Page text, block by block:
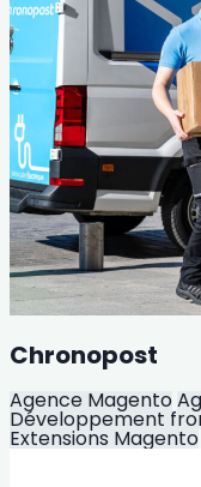
Chronopost
Agence Magento
Développement
Extensions Magento